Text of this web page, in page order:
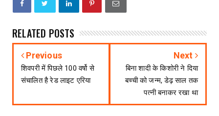
RELATED POSTS
Previous
शिवपरी में पिछले 100 वर्षो से
संचालित है रेड लाइट एरिया
Next
बिना शादी के किशोरी ने दिया
बच्ची को जन्म, डेढ़ साल तक
पत्नी बनाकर रखा था